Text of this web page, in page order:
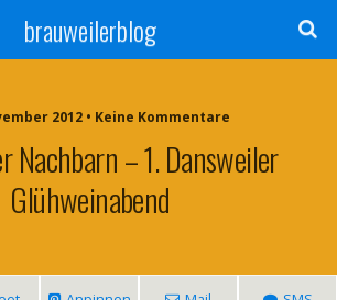
brauweilerblog
2012 • Keine Kommentare
Nachbarn – 1. Dansweiler
Glühweinabend